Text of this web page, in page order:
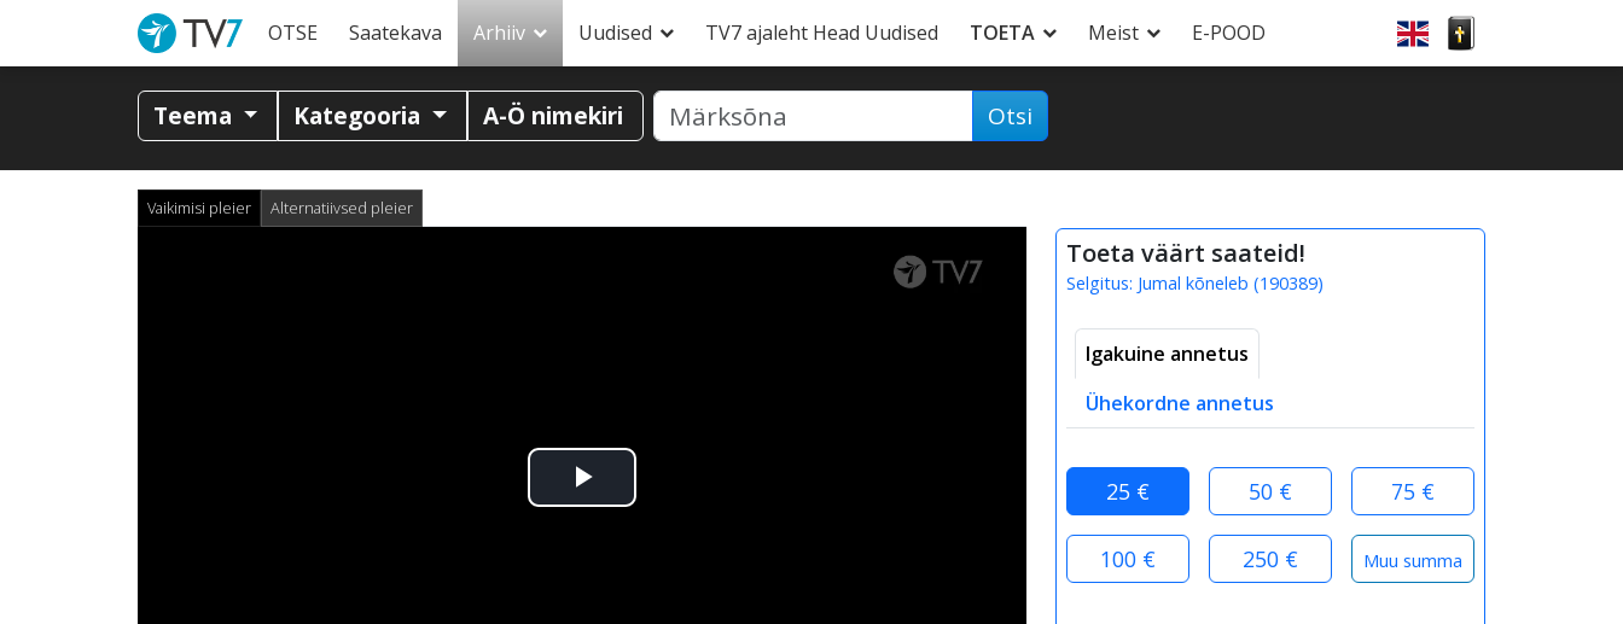
OTSE Saatekava Arhiiv Uudised TV7 ajaleht Head Uudised TOETA Meist E-POOD
Teema Kategooria A-Ö nimekiri Otsi
Vaikimisi pleier Alternatiivsed pleier
Esita
Toeta väärt saateid!
Selgitus: Jumal kõneleb (190389)
Igakuine annetus
Ühekordne annetus
25 € 50 € 75 €
100 € 250 €